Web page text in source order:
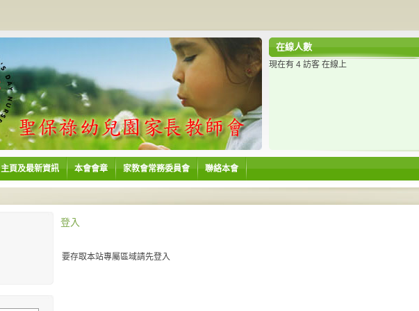
在線人數
現在有 4 訪客 在線上
主頁及最新資訊 本會會章 家教會常務委員會 聯絡本會
登入
要存取本站專屬區域請先登入